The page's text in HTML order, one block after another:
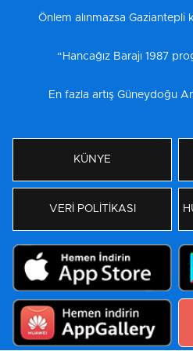
Önlem alınmazsa Gaziantepli
“Hancağız Barajı 1987
En fazla artış Güneydoğu
KÜNYE
VERİ POLİTİKASI